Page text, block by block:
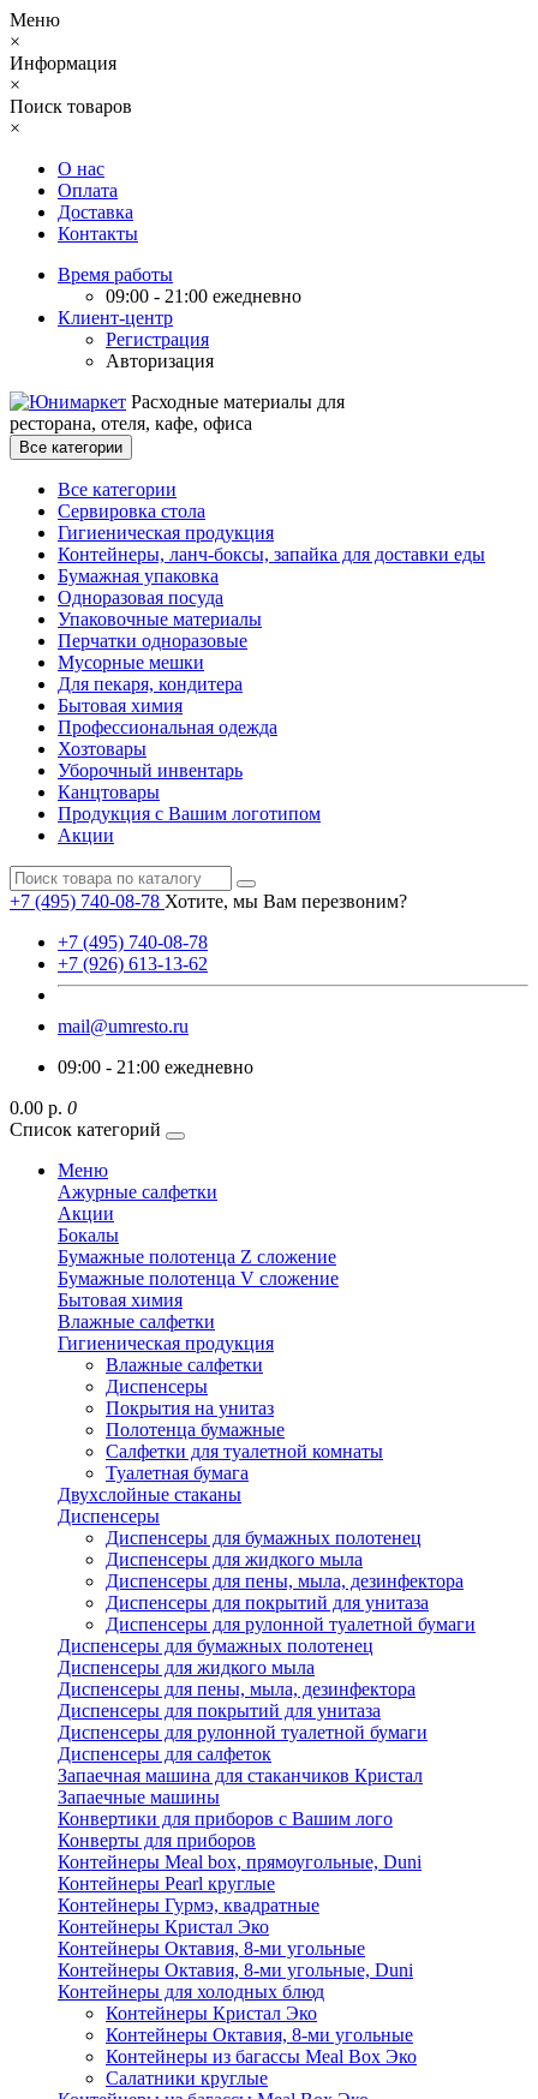
Меню
×
Информация
×
Поиск товаров
×
О нас
Оплата
Доставка
Контакты
Время работы
09:00 - 21:00 ежедневно
Клиент-центр
Регистрация
Авторизация
Расходные материалы для
ресторана, отеля, кафе, офиса
Все категории
Все категории
Сервировка стола
Гигиеническая продукция
Контейнеры, ланч-боксы, запайка для доставки еды
Бумажная упаковка
Одноразовая посуда
Упаковочные материалы
Перчатки одноразовые
Мусорные мешки
Для пекаря, кондитера
Бытовая химия
Профессиональная одежда
Хозтовары
Уборочный инвентарь
Канцтовары
Продукция с Вашим логотипом
Акции
+7 (495) 740-08-78 Хотите, мы Вам перезвоним?
+7 (495) 740-08-78
+7 (926) 613-13-62
mail@umresto.ru
09:00 - 21:00 ежедневно
0.00 р. 0
Список категорий
Меню
Ажурные салфетки
Акции
Бокалы
Бумажные полотенца Z сложение
Бумажные полотенца V сложение
Бытовая химия
Влажные салфетки
Гигиеническая продукция
Влажные салфетки
Диспенсеры
Покрытия на унитаз
Полотенца бумажные
Салфетки для туалетной комнаты
Туалетная бумага
Двухслойные стаканы
Диспенсеры
Диспенсеры для бумажных полотенец
Диспенсеры для жидкого мыла
Диспенсеры для пены, мыла, дезинфектора
Диспенсеры для покрытий для унитаза
Диспенсеры для рулонной туалетной бумаги
Диспенсеры для бумажных полотенец
Диспенсеры для жидкого мыла
Диспенсеры для пены, мыла, дезинфектора
Диспенсеры для покрытий для унитаза
Диспенсеры для рулонной туалетной бумаги
Диспенсеры для салфеток
Запаечная машина для стаканчиков Кристал
Запаечные машины
Конвертики для приборов с Вашим лого
Конверты для приборов
Контейнеры Meal box, прямоугольные, Duni
Контейнеры Pearl круглые
Контейнеры Гурмэ, квадратные
Контейнеры Кристал Эко
Контейнеры Октавия, 8-ми угольные
Контейнеры Октавия, 8-ми угольные, Duni
Контейнеры для холодных блюд
Контейнеры Кристал Эко
Контейнеры Октавия, 8-ми угольные
Контейнеры из багассы Meal Box Эко
Салатники круглые